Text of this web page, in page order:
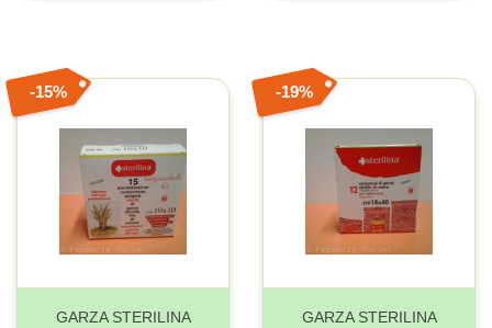
GARZA STERILINA
15%
GARZA STERILINA
19%